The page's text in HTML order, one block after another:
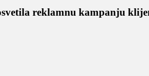
reklamnu kampanju